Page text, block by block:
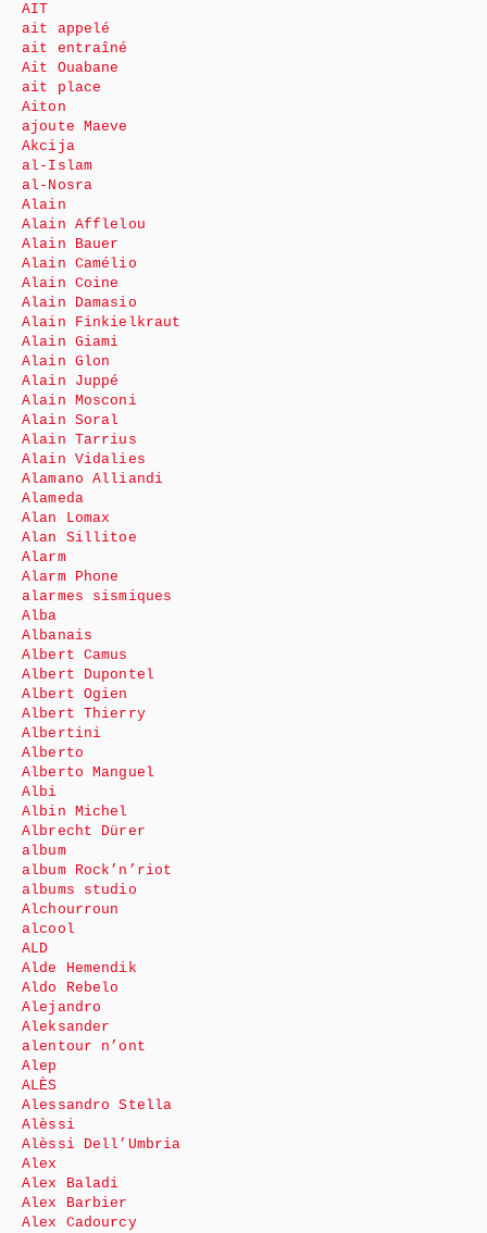
AIT
ait appelé
ait entraîné
Ait Ouabane
ait place
Aiton
ajoute Maeve
Akcija
al-Islam
al-Nosra
Alain
Alain Afflelou
Alain Bauer
Alain Camélio
Alain Coine
Alain Damasio
Alain Finkielkraut
Alain Giami
Alain Glon
Alain Juppé
Alain Mosconi
Alain Soral
Alain Tarrius
Alain Vidalies
Alamano Alliandi
Alameda
Alan Lomax
Alan Sillitoe
Alarm
Alarm Phone
alarmes sismiques
Alba
Albanais
Albert Camus
Albert Dupontel
Albert Ogien
Albert Thierry
Albertini
Alberto
Alberto Manguel
Albi
Albin Michel
Albrecht Dürer
album
album Rock’n’riot
albums studio
Alchourroun
alcool
ALD
Alde Hemendik
Aldo Rebelo
Alejandro
Aleksander
alentour n’ont
Alep
ALÈS
Alessandro Stella
Alèssi
Alèssi Dell’Umbria
Alex
Alex Baladi
Alex Barbier
Alex Cadourcy